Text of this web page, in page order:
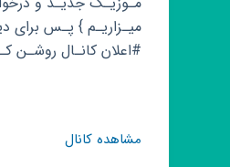
میـزاریـم } پـس
#اعلان کانـال روشـن
مشاهده کانالکانال